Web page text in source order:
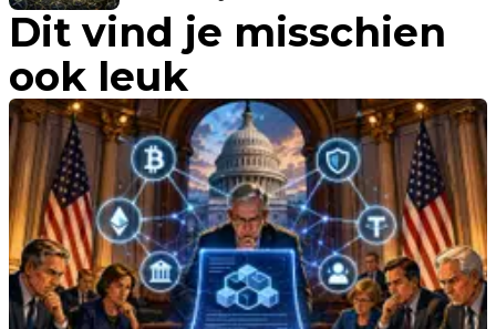
ontbreekt nog
Dit vind je misschien
ook leuk